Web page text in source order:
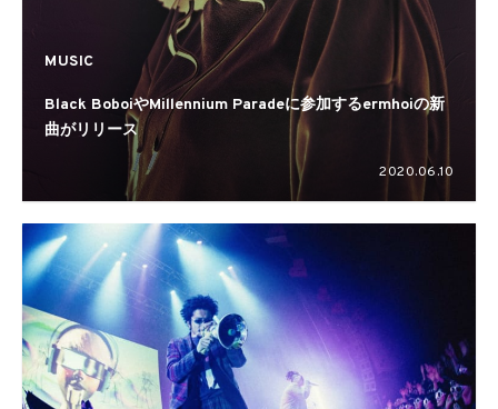
MUSIC
Black BoboiやMillennium Paradeに参加するermhoiの新
曲がリリース
2020.06.10